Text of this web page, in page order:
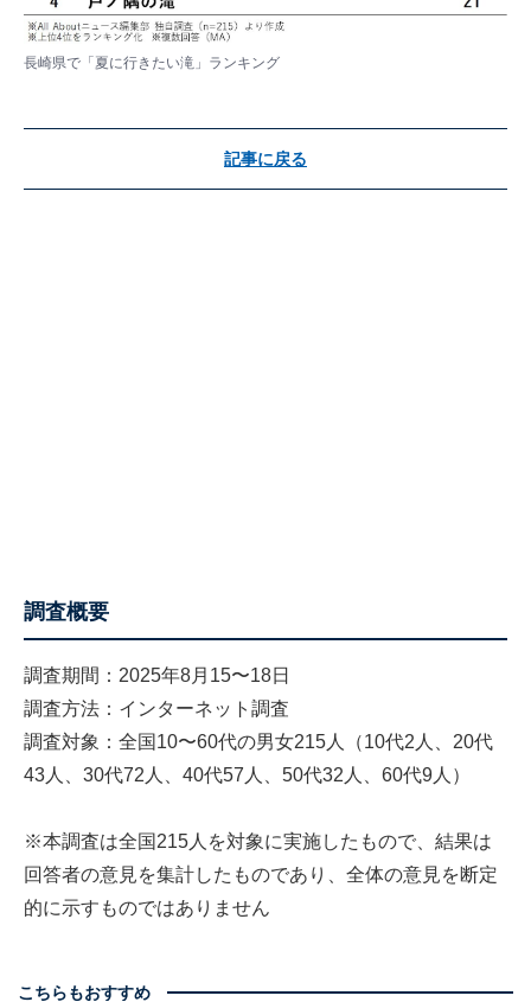
長崎県で「夏に行きたい滝」ランキング
記事に戻る
調査概要
調査期間：2025年8月15〜18日
調査方法：インターネット調査
調査対象：全国10〜60代の男女215人（10代2人、20代
43人、30代72人、40代57人、50代32人、60代9人）
※本調査は全国215人を対象に実施したもので、結果は
回答者の意見を集計したものであり、全体の意見を断定
的に示すものではありません
こちらもおすすめ